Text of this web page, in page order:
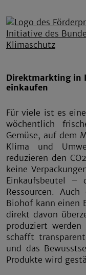
Direktmarkting in
einkaufen
Für viele ist es
wöchentlich
Gemüse, auf dem
Klima und
reduzieren den
keine
Einkaufsbeutel –
Ressourcen.
Biohof kann einen
direkt davon
produziert
schafft
und das
Produkte wird